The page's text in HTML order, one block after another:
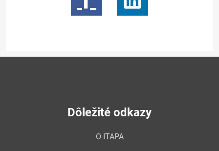
Dôležité odkazy
O ITAPA